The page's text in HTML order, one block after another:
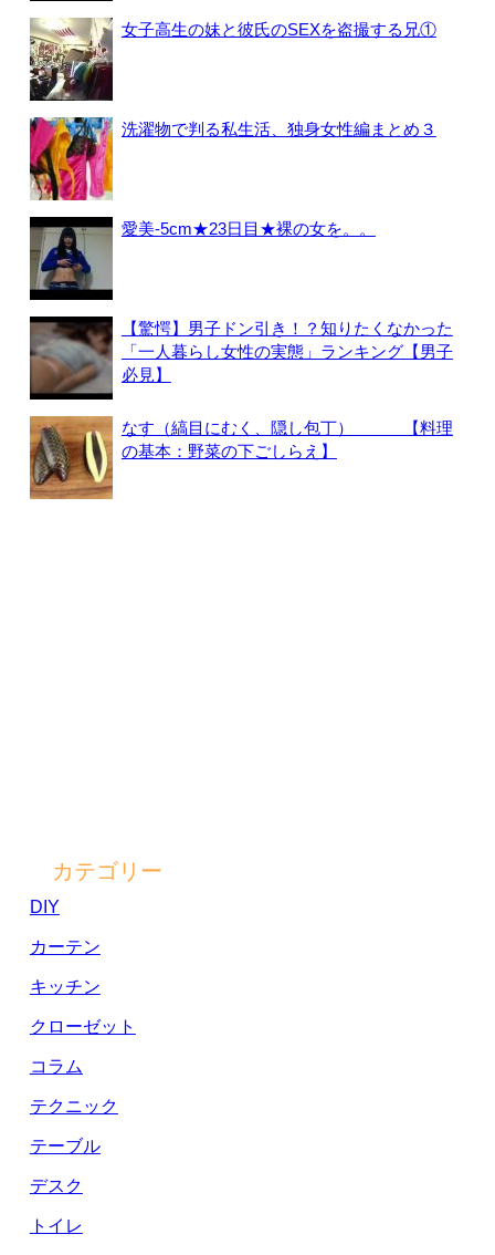
女子高生の妹と彼氏のSEXを盗撮する兄①
洗濯物で判る私生活、独身女性編まとめ３
愛美-5cm★23日目★裸の女を。。
【驚愕】男子ドン引き！？知りたくなかった
「一人暮らし女性の実態」ランキング【男子
必見】
なす（縞目にむく、隠し包丁） 【料理
の基本：野菜の下ごしらえ】
カテゴリー
DIY
カーテン
キッチン
クローゼット
コラム
テクニック
テーブル
デスク
トイレ